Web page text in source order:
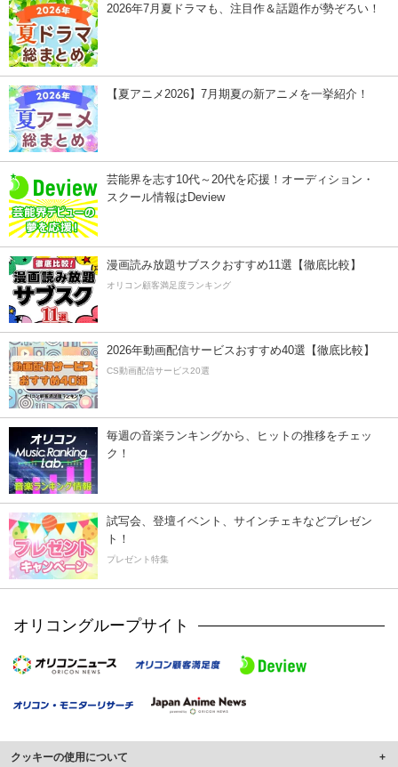
2026年7月夏ドラマも、注目作＆話題作が勢ぞろい！
【夏アニメ2026】7月期夏の新アニメを一挙紹介！
芸能界を志す10代～20代を応援！オーディション・
スクール情報はDeview
漫画読み放題サブスクおすすめ11選【徹底比較】
オリコン顧客満足度ランキング
2026年動画配信サービスおすすめ40選【徹底比較】
CS動画配信サービス20選
毎週の音楽ランキングから、ヒットの推移をチェッ
ク！
試写会、登壇イベント、サインチェキなどプレゼン
ト！
プレゼント特集
オリコングループサイト
クッキーの使用について